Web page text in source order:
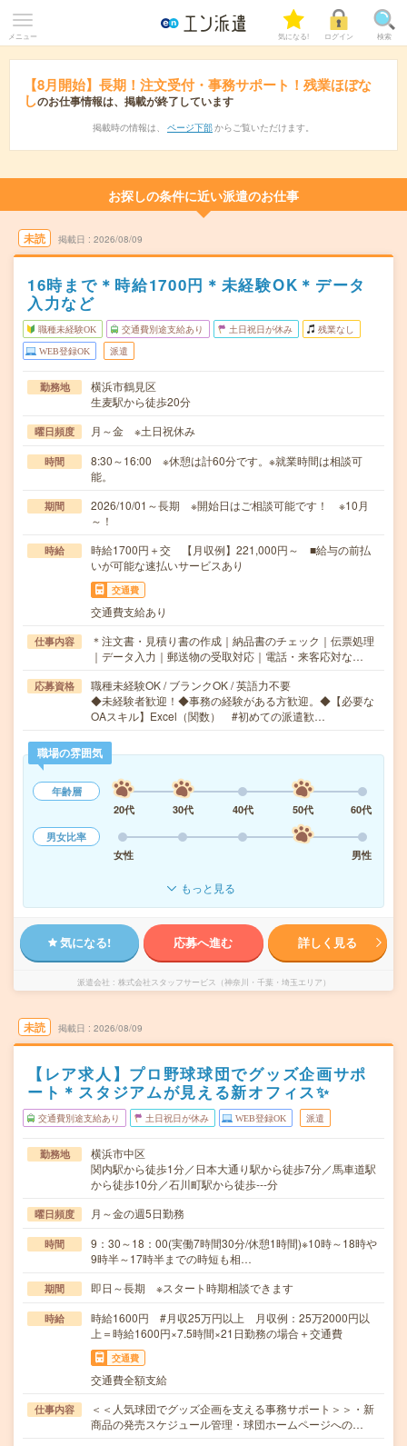
メニュー 気になる! ログイン 検索
【8月開始】長期！注文受付・事務サポート！残業ほぼな
しのお仕事情報は、掲載が終了しています
掲載時の情報は、 ページ下部 からご覧いただけます。
お探しの条件に近い派遣のお仕事
未読 掲載日 2026/08/09
16時まで＊時給1700円＊未経験OK＊データ
入力など
職種未経験OK 交通費別途支給あり 土日祝日が休み 残業なし
WEB登録OK 派遣
勤務地
横浜市鶴見区
生麦駅から徒歩20分
曜日頻度 月～金 ※土日祝休み
時間
8:30～16:00 ※休憩は計60分です。※就業時間は相談可
能。
期間
2026/10/01～長期 ※開始日はご相談可能です！ ※10月
～！
時給
時給1700円＋交 【月収例】221,000円～ ■給与の前払
いが可能な速払いサービスあり
交通費
交通費支給あり
仕事内容
＊注文書・見積り書の作成｜納品書のチェック｜伝票処理
｜データ入力｜郵送物の受取対応｜電話・来客応対な…
応募資格
職種未経験OK / ブランクOK / 英語力不要
◆未経験者歓迎！◆事務の経験がある方歓迎。◆【必要な
OAスキル】Excel（関数） #初めての派遣歓…
職場の雰囲気
年齢層
20代
30代 40代 50代
60代
男女比率
女性
男性
もっと見る
気になる! 応募へ進む 詳しく見る
派遣会社 株式会社スタッフサービス（神奈川・千葉・埼玉エリア）
未読 掲載日 2026/08/09
【レア求人】プロ野球球団でグッズ企画サポ
ート＊スタジアムが見える新オフィス✨
交通費別途支給あり 土日祝日が休み WEB登録OK 派遣
勤務地
横浜市中区
関内駅から徒歩1分／日本大通り駅から徒歩7分／馬車道駅
から徒歩10分／石川町駅から徒歩---分
曜日頻度 月～金の週5日勤務
時間
9：30～18：00(実働7時間30分/休憩1時間)※10時～18時や
9時半～17時半までの時短も相…
期間 即日～長期 ※スタート時期相談できます
時給
時給1600円 #月収25万円以上 月収例：25万2000円以
上＝時給1600円×7.5時間×21日勤務の場合＋交通費
交通費
交通費全額支給
仕事内容
＜＜人気球団でグッズ企画を支える事務サポート＞＞・新
商品の発売スケジュール管理・球団ホームページへの…